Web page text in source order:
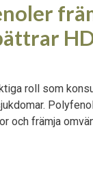
roll som
och främja